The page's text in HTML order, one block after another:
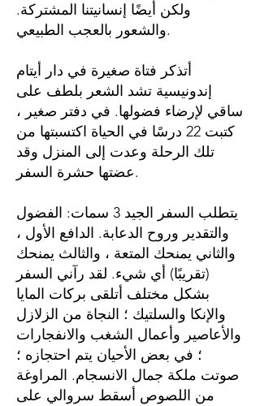
ولكن أيضًا إنسانيتنا المشتركة.
والشعور بالعجب الطبيعي.
أتذكر فتاة صغيرة في دار أيتام
إندونيسية تشد الشعر بلطف على
ساقي لإرضاء فضولها. في دفتر صغير ،
كتبت 22 درسًا في الحياة اكتسبتها من
تلك الرحلة وعدت إلى المنزل وقد
عضتها حشرة السفر.
يتطلب السفر الجيد 3 سمات: الفضول
والتقدير وروح الدعابة. الدافع الأول ،
والثاني يمنحك المتعة ، والثالث يمنحك
(تقريبًا) أي شيء. لقد رآني السفر
بشكل مختلف أتلقى بركات المايا
والإنكا والسلتيك ؛ النجاة من الزلازل
والأعاصير وأعمال الشغب والانفجارات
؛ في بعض الأحيان يتم احتجازه ؛
صوتت ملكة جمال الانسجام. المراوغة
من اللصوص أسقط سروالي على